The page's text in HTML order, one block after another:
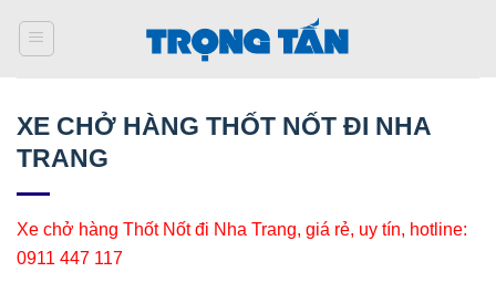
qua
XE CHỞ HÀNG THỐT NỐT ĐI NHA
TRANG
Xe chở hàng Thốt Nốt đi Nha Trang, giá rẻ, uy tín, hotline:
0911 447 117